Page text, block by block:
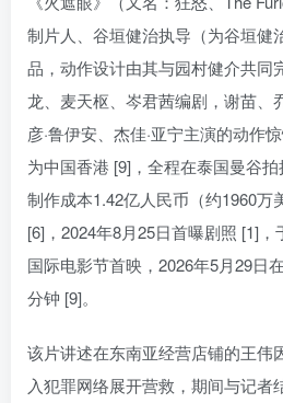
制片人、谷垣健治执导（为谷垣健
品，动作设计由其与园村健介共同
龙、麦天枢、岑君茜编剧，谢苗、
彦·鲁伊安、杰佳·亚宁主演的动作
为中国香港 [9]，全程在泰国曼谷
制作成本1.42亿人民币（约1960万
[6]，2024年8月25日首曝剧照 [1]
国际电影节首映，2026年5月29日
分钟 [9]。
该片讲述在东南亚经营店铺的王伟
入犯罪网络展开营救，期间与记者